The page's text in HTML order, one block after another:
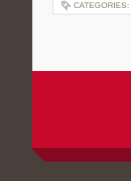
CATEGORIES: